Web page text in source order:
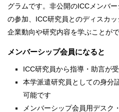
グラムです。非公開のICCメンバ
の参加、ICC研究員とのディスカ
企業動向や研究内容を学ぶことがで
メンバーシップ会員になると
ICC研究員から指導・助言が
本学派遣研究員としての身分
可能です
メンバーシップ会員用デスク